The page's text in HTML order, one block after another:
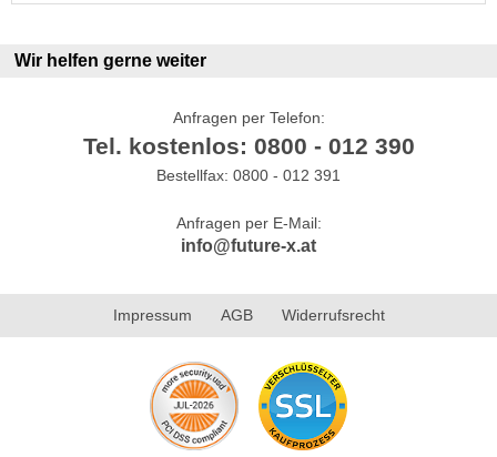
Wir helfen gerne weiter
Anfragen per Telefon:
Tel. kostenlos: 0800 - 012 390
Bestellfax: 0800 - 012 391
Anfragen per E-Mail:
info@future-x.at
Impressum AGB Widerrufsrecht